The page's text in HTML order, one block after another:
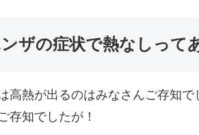
ザの症状で熱なしって
高熱が出るのはみなさんご存知
存知でしたが！